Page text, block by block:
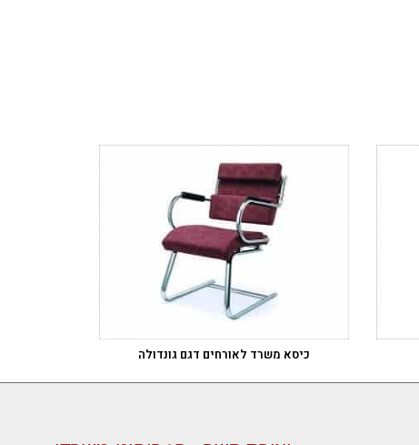
כיסא משרד לאורחים דגם גונדולה